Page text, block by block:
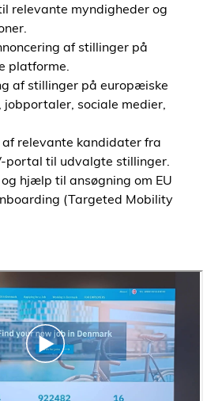
relevante myndigheder og
af stillinger på
platforme.
af stillinger på europæiske
jobportaler, sociale medier,
af relevante kandidater fra
portal til udvalgte stillinger.
hjælp til ansøgning om EU
(Targeted Mobility